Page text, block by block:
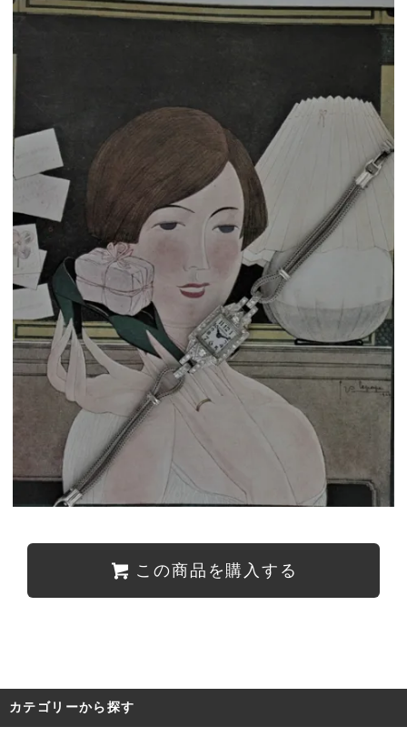
この商品を購入する
カテゴリーから探す